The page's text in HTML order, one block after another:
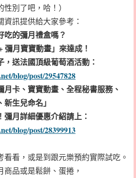
別了吧，哈！）
訊提供給大家參考：
吃的彌月禮盒嗎？
彌月寶寶動畫」來達成！
送法國頂級葡萄酒活動：
blog/post/29547828
月卡、寶寶動畫、全程秘書服務、
生兒命名」
月詳細優惠介紹請上：
blog/post/28399913
看看，或是到跟元樂預約實際試吃。
品或是鬆餅、蛋捲，